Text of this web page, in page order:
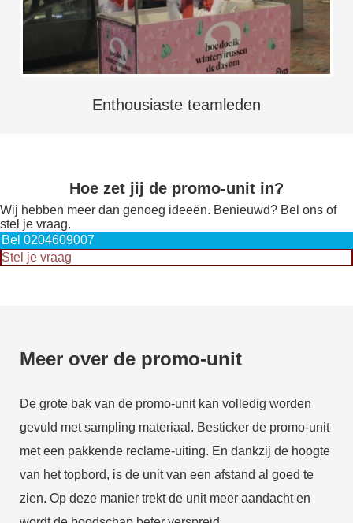
Enthousiaste teamleden
Hoe zet jij de promo-unit in?
Wij hebben meer dan genoeg ideeën. Benieuwd? Bel ons of
stel je vraag.
Bel 0204609007
Stel je vraag
Meer over de promo-unit
De grote bak van de promo-unit kan volledig worden
gevuld met sampling materiaal. Besticker de promo-unit
met een pakkende reclame-uiting. En dankzij de hoogte
van het topbord, is de unit van een afstand al goed te
zien. Op deze manier trekt de unit meer aandacht en